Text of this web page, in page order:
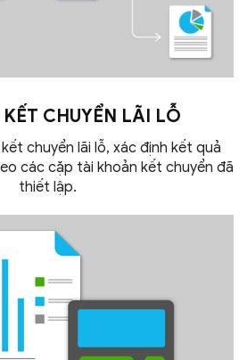
CHUYỂN LÃI LỖ
chuyển lãi lỗ, xác định kết quả
các cặp tài khoản kết chuyển đã
thiết lập.